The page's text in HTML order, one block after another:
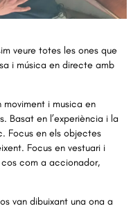
veure totes les ones que
i música en directe amb
i musica en
Basat en l’experiència i la
Focus en els objectes
Focus en vestuari i
com a accionador,
van dibuixant una ona a